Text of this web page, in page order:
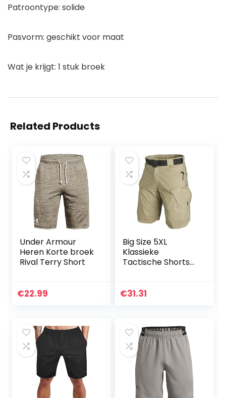
Patroontype: solide
Pasvorm: geschikt voor maat
Wat je krijgt: 1 stuk broek
Related Products
Under Armour
Heren Korte broek
Rival Terry Short
€22.99
Big Size 5XL
Klassieke
Tactische Shorts
Militaire
€31.31